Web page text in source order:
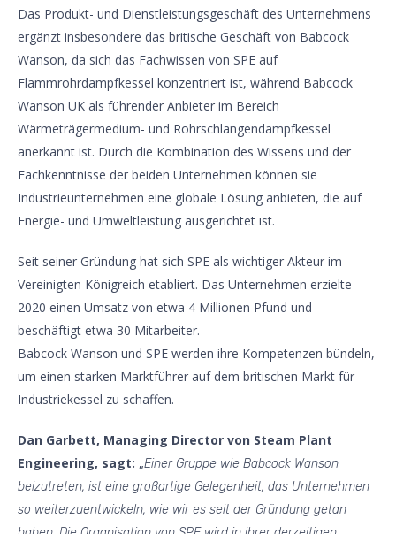
Das Produkt- und Dienstleistungsgeschäft des Unternehmens
ergänzt insbesondere das britische Geschäft von Babcock
Wanson, da sich das Fachwissen von SPE auf
Flammrohrdampfkessel konzentriert ist, während Babcock
Wanson UK als führender Anbieter im Bereich
Wärmeträgermedium- und Rohrschlangendampfkessel
anerkannt ist. Durch die Kombination des Wissens und der
Fachkenntnisse der beiden Unternehmen können sie
Industrieunternehmen eine globale Lösung anbieten, die auf
Energie- und Umweltleistung ausgerichtet ist.
Seit seiner Gründung hat sich SPE als wichtiger Akteur im
Vereinigten Königreich etabliert. Das Unternehmen erzielte
2020 einen Umsatz von etwa 4 Millionen Pfund und
beschäftigt etwa 30 Mitarbeiter.
Babcock Wanson und SPE werden ihre Kompetenzen bündeln,
um einen starken Marktführer auf dem britischen Markt für
Industriekessel zu schaffen.
Dan Garbett, Managing Director von Steam Plant
Engineering, sagt: „Einer Gruppe wie Babcock Wanson
beizutreten, ist eine großartige Gelegenheit, das Unternehmen
so weiterzuentwickeln, wie wir es seit der Gründung getan